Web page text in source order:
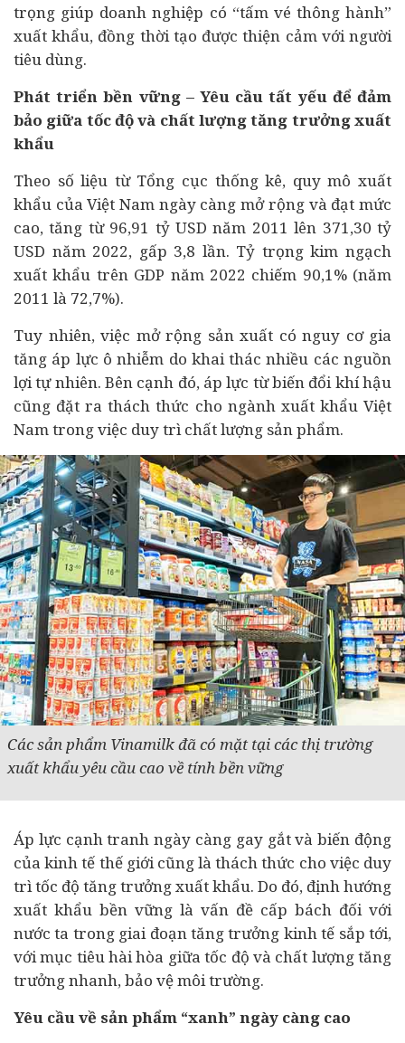
trọng giúp doanh nghiệp có “tấm vé thông hành”
xuất khẩu, đồng thời tạo được thiện cảm với người
tiêu dùng.
Phát triển bền vững – Yêu cầu tất yếu để đảm
bảo giữa tốc độ và chất lượng tăng trưởng xuất
khẩu
Theo số liệu từ Tổng cục thống kê, quy mô xuất
khẩu của Việt Nam ngày càng mở rộng và đạt mức
cao, tăng từ 96,91 tỷ USD năm 2011 lên 371,30 tỷ
USD năm 2022, gấp 3,8 lần. Tỷ trọng kim ngạch
xuất khẩu trên GDP năm 2022 chiếm 90,1% (năm
2011 là 72,7%).
Tuy nhiên, việc mở rộng sản xuất có nguy cơ gia
tăng áp lực ô nhiễm do khai thác nhiều các nguồn
lợi tự nhiên. Bên cạnh đó, áp lực từ biến đổi khí hậu
cũng đặt ra thách thức cho ngành xuất khẩu Việt
Nam trong việc duy trì chất lượng sản phẩm.
Các sản phẩm Vinamilk đã có mặt tại các thị trường
xuất khẩu yêu cầu cao về tính bền vững
Áp lực cạnh tranh ngày càng gay gắt và biến động
củakinh tế thế giới cũng là thách thức cho việc duy
trì tốc độ tăng trưởng xuất khẩu. Do đó, định hướng
xuất khẩu bền vững là vấn đề cấp bách đối với
nước ta trong giai đoạn tăng trưởng kinh tế sắp tới,
với mục tiêu hài hòa giữa tốc độ và chất lượng tăng
trưởng nhanh, bảo vệ môi trường.
Yêu cầu về sản phẩm “xanh” ngày càng cao